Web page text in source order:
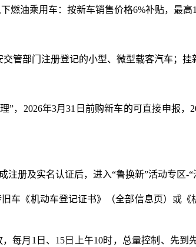
燃油乘用车：按新车销售价格6%补贴，最高
管部门注册登记的小型、微型载客汽车；
”，2026年3月31日前购新车的可直接申报
注册及实名认证后，进入“鲁换新”活动专区
车《机动车登记证书》（全部信息页）或
每月1日、15日上午10时，总量控制、先